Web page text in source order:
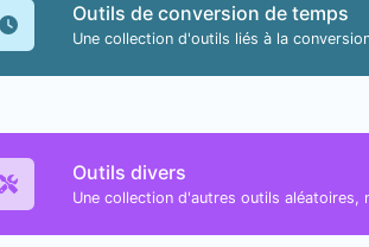
Outils de conversion de temps
Une collection d'outils liés à la
Outils divers
Une collection d'autres outils aléatoires,